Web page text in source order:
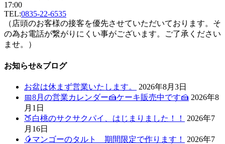
17:00
TEL:0835-22-6535
（店頭のお客様の接客を優先させていただいております。そ
の為お電話が繋がりにくい事がございます。ご了承ください
ませ。）
お知らせ&ブログ
お盆は休まず営業いたします。
2026年8月3日
📅8月の営業カレンダー🍰ケーキ販売中です🍰 2026年8
月1日
🍑白桃のサクサクパイ、はじまりました！！
2026年7
月16日
🥭マンゴーのタルト 期間限定で作ります！
2026年7